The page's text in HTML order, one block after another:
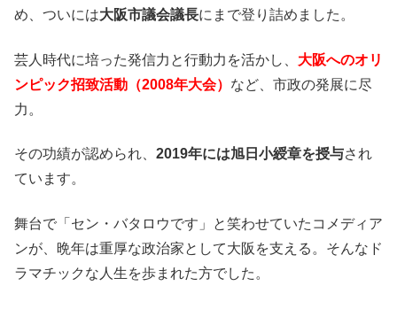
め、ついには大阪市議会議長にまで登り詰めました。
芸人時代に培った発信力と行動力を活かし、 大阪へのオリ
ンピック招致活動（2008年大会） など、市政の発展に尽
力。
その功績が認められ、 2019年には旭日小綬章を授与され
ています。
舞台で「セン・バタロウです」と笑わせていたコメディア
ンが、晩年は重厚な政治家として大阪を支える。そんなド
ラマチックな人生を歩まれた方でした。